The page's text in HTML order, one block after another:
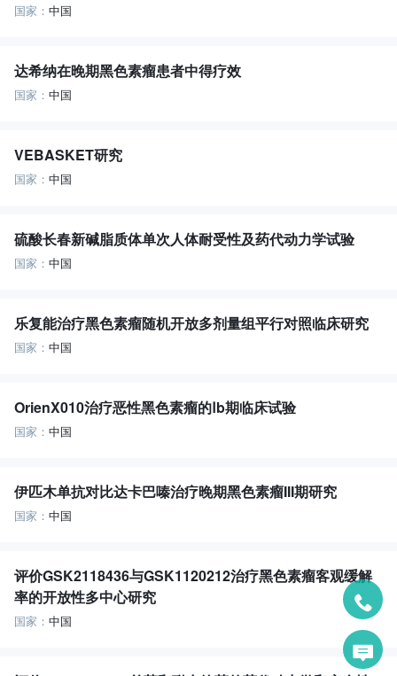
国家： 中国
达希纳在晚期黑色素瘤患者中得疗效
国家： 中国
VEBASKET研究
国家： 中国
硫酸长春新碱脂质体单次人体耐受性及药代动力学试验
国家： 中国
乐复能治疗黑色素瘤随机开放多剂量组平行对照临床研究
国家： 中国
OrienX010治疗恶性黑色素瘤的Ⅰb期临床试验
国家： 中国
伊匹木单抗对比达卡巴嗪治疗晚期黑色素瘤III期研究
国家： 中国
评价GSK2118436与GSK1120212治疗黑色素瘤客观缓解
率的开放性多中心研究
国家： 中国